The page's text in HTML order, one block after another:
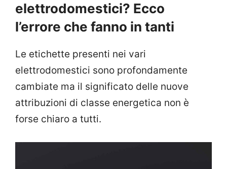
elettrodomestici? Ecco
l’errore che fanno in tanti
Le etichette presenti nei vari
elettrodomestici sono profondamente
cambiate ma il significato delle nuove
attribuzioni di classe energetica non è
forse chiaro a tutti.